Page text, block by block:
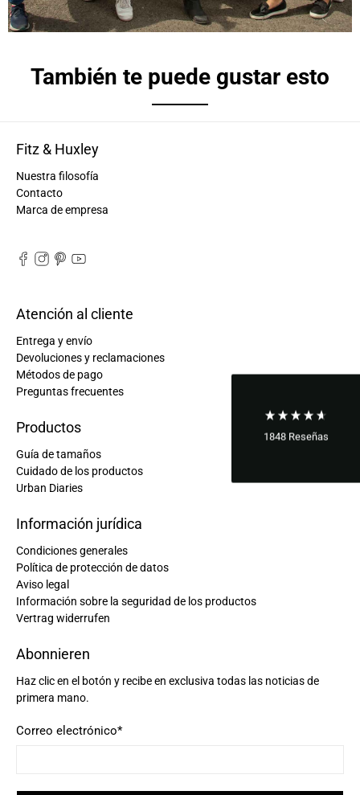
1848 Reseñas
También te puede gustar esto
Fitz & Huxley
Nuestra filosofía
Contacto
Marca de empresa
Atención al cliente
Entrega y envío
Devoluciones y reclamaciones
Métodos de pago
Preguntas frecuentes
Productos
Guía de tamaños
Cuidado de los productos
Urban Diaries
Información jurídica
Condiciones generales
Política de protección de datos
Aviso legal
Información sobre la seguridad de los productos
Vertrag widerrufen
Abonnieren
Haz clic en el botón y recibe en exclusiva todas las noticias de
primera mano.
Correo electrónico*